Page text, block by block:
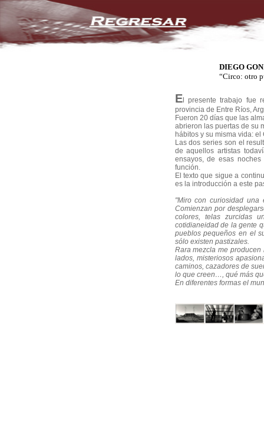
DIEGO
“Circo: otro
El presente trabajo fue
provincia de Entre Ríos,
Fueron 20 días que las
abrieron las puertas de su
hábitos y su misma vida: el
Las dos series son el
de aquellos artistas
ensayos, de esas
función.
El texto que sigue a
es la introducción a este
"Miro con curiosidad
Comienzan por
colores, telas zurcidas
cotidianeidad de la gente
pueblos pequeños en el
sólo existen pastizales.
Rara mezcla me
lados, misteriosos
caminos, cazadores de
lo que creen…, qué más
En diferentes formas el